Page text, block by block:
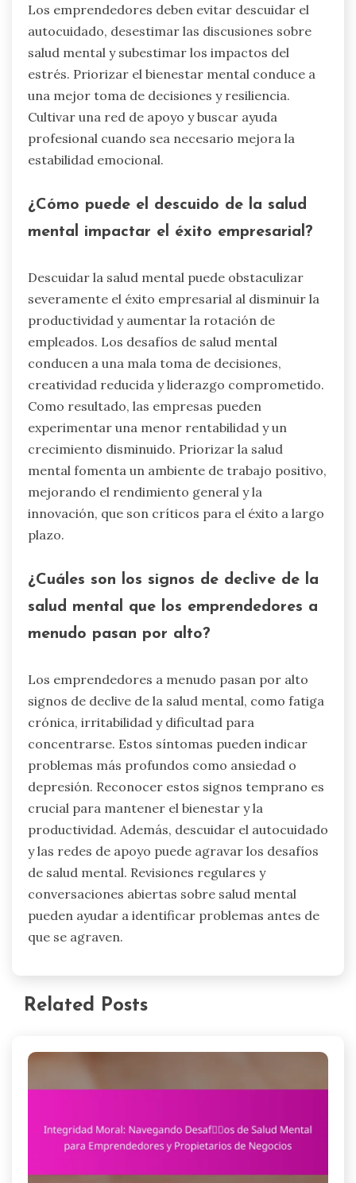
Los emprendedores deben evitar descuidar el
autocuidado, desestimar las discusiones sobre
salud mental y subestimar los impactos del
estrés. Priorizar el bienestar mental conduce a
una mejor toma de decisiones y resiliencia.
Cultivar una red de apoyo y buscar ayuda
profesional cuando sea necesario mejora la
estabilidad emocional.
¿Cómo puede el descuido de la salud
mental impactar el éxito empresarial?
Descuidar la salud mental puede obstaculizar
severamente el éxito empresarial al disminuir la
productividad y aumentar la rotación de
empleados. Los desafíos de salud mental
conducen a una mala toma de decisiones,
creatividad reducida y liderazgo comprometido.
Como resultado, las empresas pueden
experimentar una menor rentabilidad y un
crecimiento disminuido. Priorizar la salud
mental fomenta un ambiente de trabajo positivo,
mejorando el rendimiento general y la
innovación, que son críticos para el éxito a largo
plazo.
¿Cuáles son los signos de declive de la
salud mental que los emprendedores a
menudo pasan por alto?
Los emprendedores a menudo pasan por alto
signos de declive de la salud mental, como fatiga
crónica, irritabilidad y dificultad para
concentrarse. Estos síntomas pueden indicar
problemas más profundos como ansiedad o
depresión. Reconocer estos signos temprano es
crucial para mantener el bienestar y la
productividad. Además, descuidar el autocuidado
y las redes de apoyo puede agravar los desafíos
de salud mental. Revisiones regulares y
conversaciones abiertas sobre salud mental
pueden ayudar a identificar problemas antes de
que se agraven.
Related Posts